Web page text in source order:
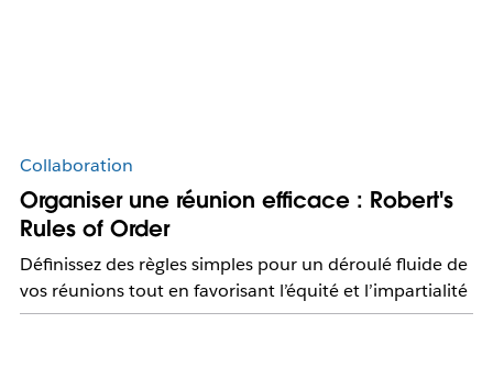
Collaboration
Organiser une réunion efficace : Robert's
Rules of Order
Définissez des règles simples pour un déroulé fluide de
vos réunions tout en favorisant l’équité et l’impartialité